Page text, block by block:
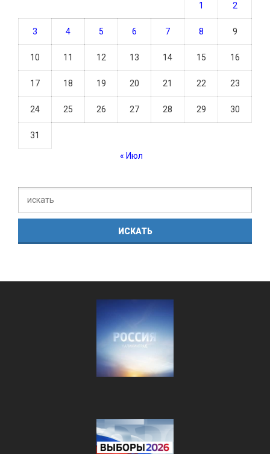
1 2
3 4 5 6 7 8 9
10 11 12 13 14 15 16
17 18 19 20 21 22 23
24 25 26 27 28 29 30
31
« Июл